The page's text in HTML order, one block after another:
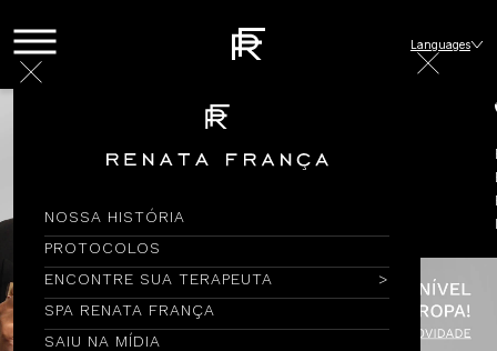
NOSSA HISTÓRIA
PROTOCOLOS
ENCONTRE SUA TERAPEUTA
SPA RENATA FRANÇA
SAIU NA MÍDIA
Languages